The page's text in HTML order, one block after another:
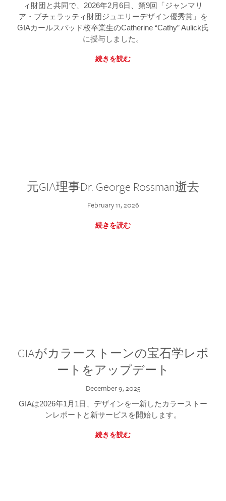
ィ財団と共同で、2026年2月6日、第9回「ジャンマリ
ア・ブチェラッティ財団ジュエリーデザイン優秀賞」を
GIAカールスバッド校卒業生のCatherine “Cathy” Aulick氏
に授与しました。
続きを読む
元GIA理事Dr. George Rossman逝去
February 11, 2026
続きを読む
GIAがカラーストーンの宝石学レポ
ートをアップデート
December 9, 2025
GIAは2026年1月1日、デザインを一新したカラーストー
ンレポートと新サービスを開始します。
続きを読む